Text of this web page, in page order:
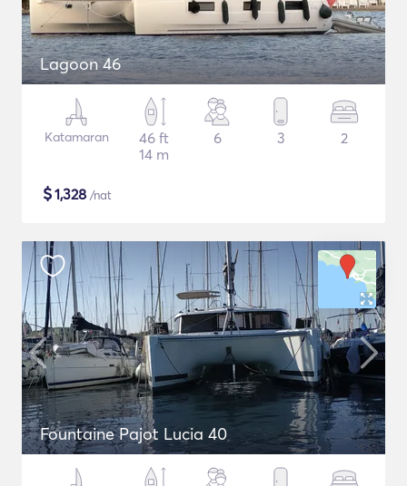
Lagoon 46
Katamaran
46 ft
14 m
6 3 2
$1,328 /nat
Fountaine Pajot Lucia 40